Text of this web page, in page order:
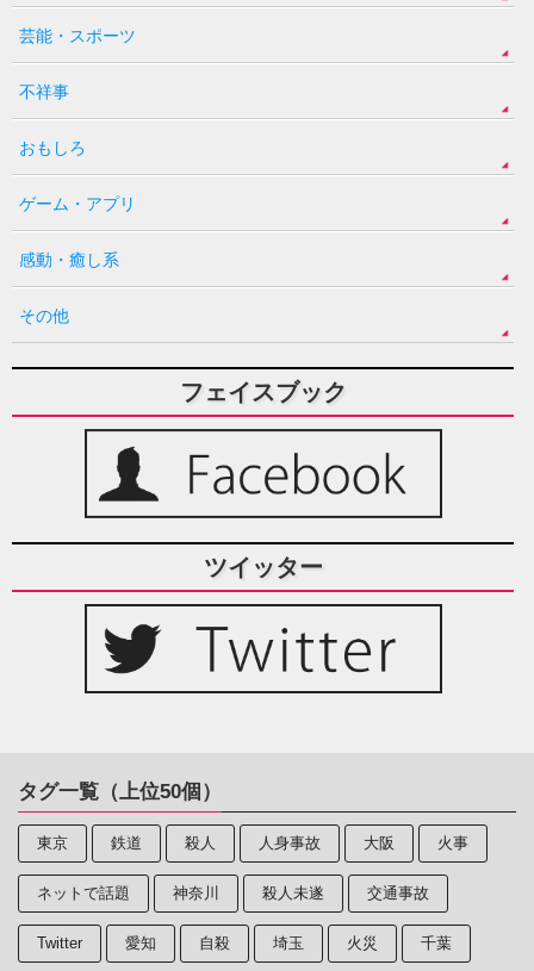
芸能・スポーツ
不祥事
おもしろ
ゲーム・アプリ
感動・癒し系
その他
フェイスブック
ツイッター
タグ一覧（上位50個）
東京 鉄道 殺人 人身事故 大阪 火事
ネットで話題 神奈川 殺人未遂 交通事故
Twitter 愛知 自殺 埼玉 火災 千葉